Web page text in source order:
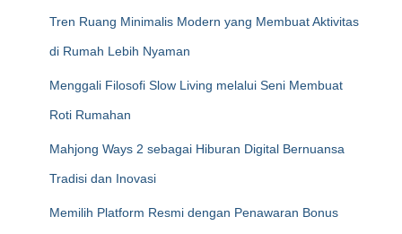
Tren Ruang Minimalis Modern yang Membuat Aktivitas
di Rumah Lebih Nyaman
Menggali Filosofi Slow Living melalui Seni Membuat
Roti Rumahan
Mahjong Ways 2 sebagai Hiburan Digital Bernuansa
Tradisi dan Inovasi
Memilih Platform Resmi dengan Penawaran Bonus